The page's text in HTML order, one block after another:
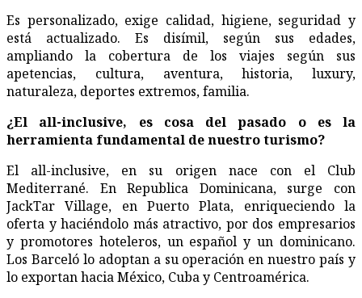
Es personalizado, exige calidad, higiene, seguridad y
está actualizado. Es disímil, según sus edades,
ampliando la cobertura de los viajes según sus
apetencias, cultura, aventura, historia, luxury,
naturaleza, deportes extremos, familia.
¿El all-inclusive, es cosa del pasado o es la
herramienta fundamental de nuestro turismo?
El all-inclusive, en su origen nace con el Club
Mediterrané. En Republica Dominicana, surge con
JackTar Village, en Puerto Plata, enriqueciendo la
oferta y haciéndolo más atractivo, por dos empresarios
y promotores hoteleros, un español y un dominicano.
Los Barceló lo adoptan a su operación en nuestro país y
lo exportan hacia México, Cuba y Centroamérica.